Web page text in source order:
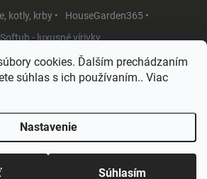
cookies. Ďalším prechádzaním
súhlas s ich používaním.. Viac
Nastavenie
Súhlasím
kotly, krby •
HouseGarden365 •
Softub - luxusné vírivky
. Všetky práva vyhradené.Upraviť